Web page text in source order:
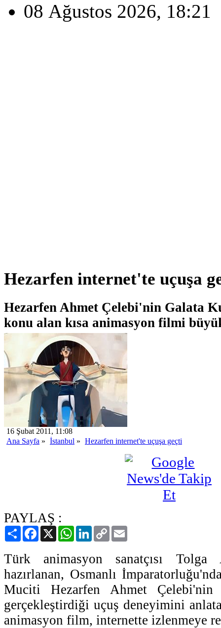
08 Ağustos 2026, 18:21
Hezarfen internet'te uçuşa
Hezarfen Ahmet Çelebi'nin Galata
konu alan kısa animasyon filmi
16 Şubat 2011, 11:08
Ana Sayfa » İstanbul » Hezarfen internet'te uçuşa geçti
PAYLAŞ :
PaylaşFacebook
X WhatsAppLinkedIn
Copy
Link
Türk animasyon sanatçısı Tolga
hazırlanan, Osmanlı
Muciti Hezarfen Ahmet Çelebi'nin
gerçekleştirdiği uçuş deneyimini
animasyon film, internette izlenmeye